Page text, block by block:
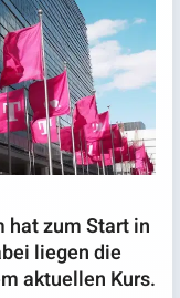
hat zum Start in
liegen die
aktuellen Kurs.